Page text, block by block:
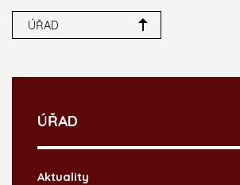
ÚŘAD
ÚŘAD
Aktuality